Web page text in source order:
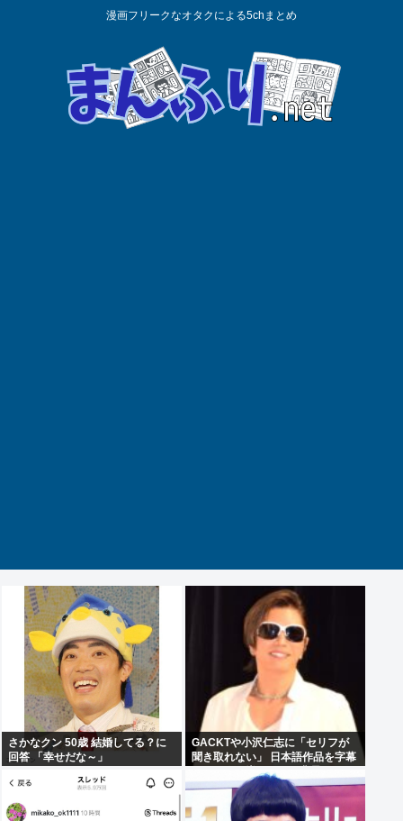
漫画フリークなオタクによる5chまとめ
さかなクン 50歳 結婚してる？に
回答 「幸せだな～」
GACKTや小沢仁志に「セリフが
聞き取れない」 日本語作品を字幕
で見る人が増えている背景